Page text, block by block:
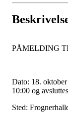
PÅMELDING
Dato: 18.
10:00 og
Sted: